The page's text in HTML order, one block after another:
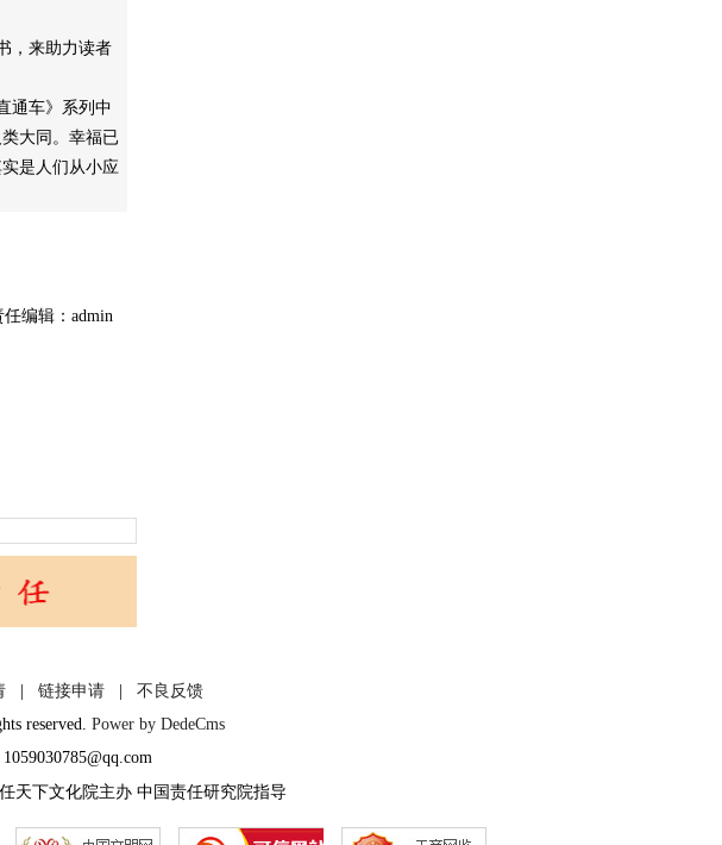
，来助力读者
通车》系列中
大同。幸福已
是人们从小应
任编辑：admin
| 链接申请| 不良反馈
reserved. Power by DedeCms
天下文化院主办 中国责任研究院指导